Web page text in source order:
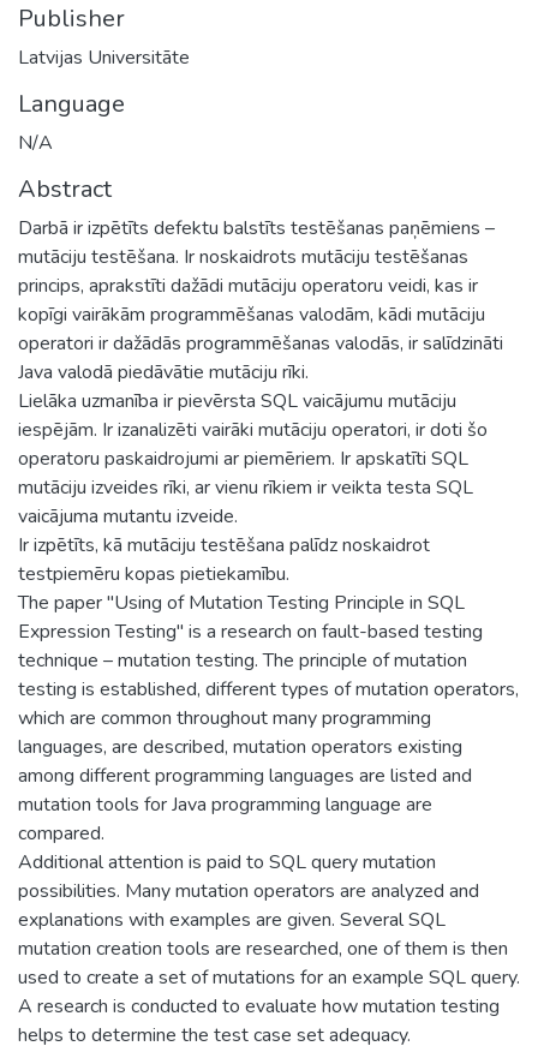
Publisher
Latvijas Universitāte
Language
N/A
Abstract
Darbā ir izpētīts defektu balstīts testēšanas paņēmiens –
mutāciju testēšana. Ir noskaidrots mutāciju testēšanas
princips, aprakstīti dažādi mutāciju operatoru veidi, kas ir
kopīgi vairākām programmēšanas valodām, kādi mutāciju
operatori ir dažādās programmēšanas valodās, ir salīdzināti
Java valodā piedāvātie mutāciju rīki.
Lielāka uzmanība ir pievērsta SQL vaicājumu mutāciju
iespējām. Ir izanalizēti vairāki mutāciju operatori, ir doti šo
operatoru paskaidrojumi ar piemēriem. Ir apskatīti SQL
mutāciju izveides rīki, ar vienu rīkiem ir veikta testa SQL
vaicājuma mutantu izveide.
Ir izpētīts, kā mutāciju testēšana palīdz noskaidrot
testpiemēru kopas pietiekamību.
The paper "Using of Mutation Testing Principle in SQL
Expression Testing" is a research on fault-based testing
technique – mutation testing. The principle of mutation
testing is established, different types of mutation operators,
which are common throughout many programming
languages, are described, mutation operators existing
among different programming languages are listed and
mutation tools for Java programming language are
compared.
Additional attention is paid to SQL query mutation
possibilities. Many mutation operators are analyzed and
explanations with examples are given. Several SQL
mutation creation tools are researched, one of them is then
used to create a set of mutations for an example SQL query.
A research is conducted to evaluate how mutation testing
helps to determine the test case set adequacy.